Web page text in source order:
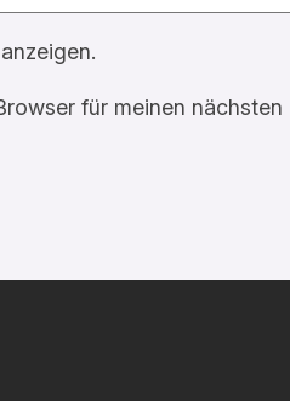
für meinen nächsten